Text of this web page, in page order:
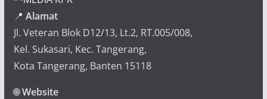
📍 Alamat
Jl. Veteran Blok D12/13, Lt.2, RT.005/008,
Kel. Sukasari, Kec. Tangerang,
Kota Tangerang, Banten 15118
🌐Website